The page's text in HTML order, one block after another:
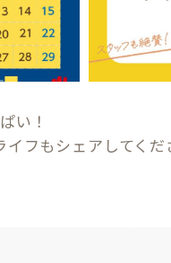
い！
イフもシェアしてく